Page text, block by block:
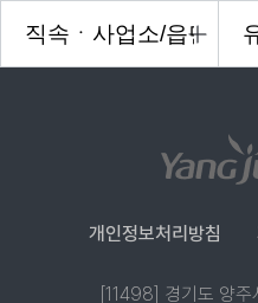
개인정보처리방침
[11498] 경기도 양